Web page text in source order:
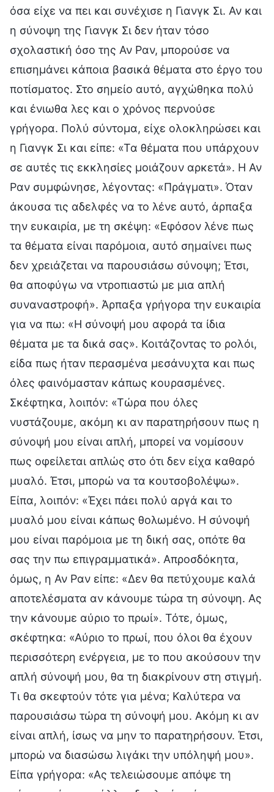
όσα είχε να πει και συνέχισε η Γιανγκ Σι. Αν και
η σύνοψη της Γιανγκ Σι δεν ήταν τόσο
σχολαστική όσο της Αν Ραν, μπορούσε να
επισημάνει κάποια βασικά θέματα στο έργο του
ποτίσματος. Στο σημείο αυτό, αγχώθηκα πολύ
και ένιωθα λες και ο χρόνος περνούσε
γρήγορα. Πολύ σύντομα, είχε ολοκληρώσει και
η Γιανγκ Σι και είπε: «Τα θέματα που υπάρχουν
σε αυτές τις εκκλησίες μοιάζουν αρκετά». Η Αν
Ραν συμφώνησε, λέγοντας: «Πράγματι». Όταν
άκουσα τις αδελφές να το λένε αυτό, άρπαξα
την ευκαιρία, με τη σκέψη: «Εφόσον λένε πως
τα θέματα είναι παρόμοια, αυτό σημαίνει πως
δεν χρειάζεται να παρουσιάσω σύνοψη; Έτσι,
θα αποφύγω να ντροπιαστώ με μια απλή
συναναστροφή». Άρπαξα γρήγορα την ευκαιρία
για να πω: «Η σύνοψή μου αφορά τα ίδια
θέματα με τα δικά σας». Κοιτάζοντας το ρολόι,
είδα πως ήταν περασμένα μεσάνυχτα και πως
όλες φαινόμασταν κάπως κουρασμένες.
Σκέφτηκα, λοιπόν: «Τώρα που όλες
νυστάζουμε, ακόμη κι αν παρατηρήσουν πως η
σύνοψή μου είναι απλή, μπορεί να νομίσουν
πως οφείλεται απλώς στο ότι δεν είχα καθαρό
μυαλό. Έτσι, μπορώ να τα κουτσοβολέψω».
Είπα, λοιπόν: «Έχει πάει πολύ αργά και το
μυαλό μου είναι κάπως θολωμένο. Η σύνοψή
μου είναι παρόμοια με τη δική σας, οπότε θα
σας την πω επιγραμματικά». Απροσδόκητα,
όμως, η Αν Ραν είπε: «Δεν θα πετύχουμε καλά
αποτελέσματα αν κάνουμε τώρα τη σύνοψη. Ας
την κάνουμε αύριο το πρωί». Τότε, όμως,
σκέφτηκα: «Αύριο το πρωί, που όλοι θα έχουν
περισσότερη ενέργεια, με το που ακούσουν την
απλή σύνοψή μου, θα τη διακρίνουν στη στιγμή.
Τι θα σκεφτούν τότε για μένα; Καλύτερα να
παρουσιάσω τώρα τη σύνοψή μου. Ακόμη κι αν
είναι απλή, ίσως να μην το παρατηρήσουν. Έτσι,
μπορώ να διασώσω λιγάκι την υπόληψή μου».
Είπα γρήγορα: «Ας τελειώσουμε απόψε τη